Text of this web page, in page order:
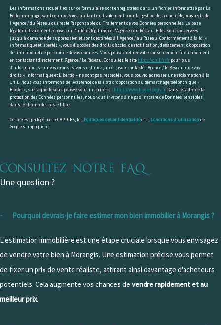
Les informations recueillies sur ce formulaire sont enregistrées dans un fichier informatisé par La
Boite Immo agissant comme Sous-traitant du traitement pour la gestion de la clientèle/prospects de
l'Agence / du Réseau qui reste Responsable du Traitement de vos Données personnelles. La base
légale du traitement repose sur l'intérêt légitime de l'Agence / du Réseau. Elles sont conservées
jusqu'à demande de suppression et sont destinées à l'Agence / au Réseau. Conformément à la loi «
informatique et libertés », vous disposez des droits d’accès, de rectification, d’effacement, d’opposition,
de limitation et de portabilité de vos données. Vous pouvez retirer votre consentement à tout moment
en contactant directement l’Agence / Le Réseau. Consultez le site https://cnil.fr/fr pour plus
d’informations sur vos droits. Si vous estimez, après avoir contacté l'Agence / le Réseau, que vos
droits « Informatique et Libertés » ne sont pas respectés, vous pouvez adresser une réclamation à la
CNIL. Nous vous informons de l’existence de la liste d'opposition au démarchage téléphonique «
Bloctel », sur laquelle vous pouvez vous inscrire ici : https://www.bloctel.gouv.fr. Dans le cadre de la
protection des Données personnelles, nous vous invitons à ne pas inscrire de Données sensibles
dans le champ de saisie libre.
Ce site est protégé par reCAPTCHA, les Politiques de Confidentialitéet es Conditions d'utilisation de
Google s'appliquent.
Consultez notre FAQ
Une question ?
Pourquoi devrais-je faire estimer mon bien immobilier à Morangis ?
L'estimation immobilière est une étape cruciale lorsque vous envisagez
de vendre votre bien à Morangis. Une estimation précise vous permet
de fixer un prix de vente réaliste, attirant ainsi davantage d'acheteurs
potentiels. Cela augmente vos chances de vendre rapidement et au
meilleur prix.